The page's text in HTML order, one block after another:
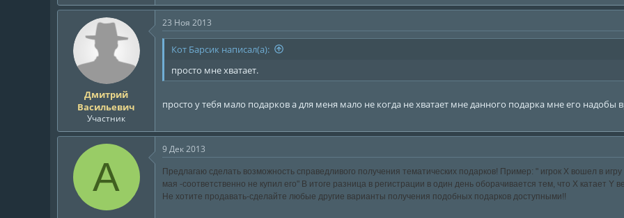
Дмитрий
Васильевич
Участник
23 Ноя 2013
Кот Барсик написал(а):
просто мне хватает.
просто у тебя мало подарков а для меня мало не когда не хватает мне данного подарка мне его надобы
А
9 Дек 2013
Предлагаю сделать возможность справедливого получения тематических подарков! Пример: " игрок Х вошел в
мая -соответственно не купил его" В итоге разница в регистрации в один день оборачивается тем, что Х катает Y
Не хотите продавать-сделайте любые другие варианты получения подобных подарков доступными!!